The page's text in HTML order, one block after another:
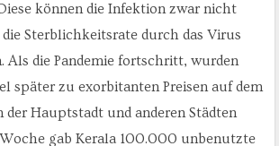
können die Infektion zwar nicht
Sterblichkeitsrate durch das Virus
Als die Pandemie fortschritt, wurden
später zu exorbitanten Preisen auf dem
der Hauptstadt und anderen Städten
gab Kerala 100.000 unbenutzte